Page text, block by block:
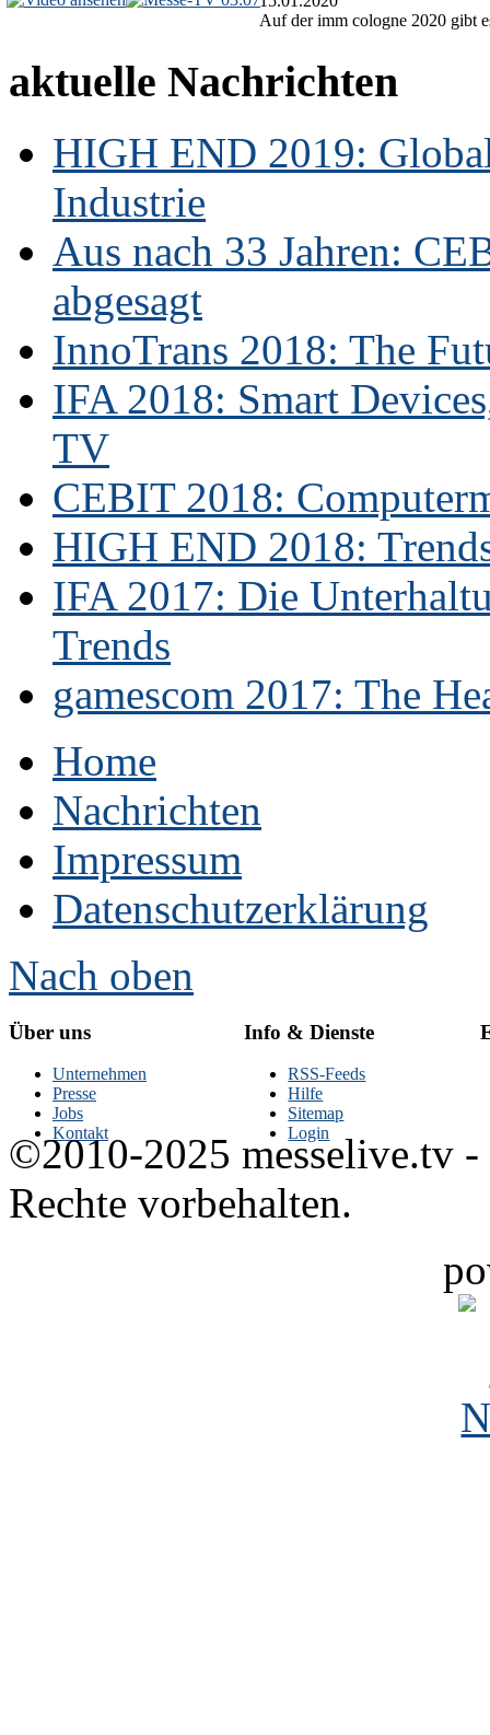
Auf der imm cologne 2020 gibt
aktuelle Nachrichten
HIGH END 2019:
Industrie
Aus nach 33 Jahren:
abgesagt
InnoTrans 2018: The
IFA 2018: Smart
TV
CEBIT 2018:
HIGH END 2018:
IFA 2017: Die
Trends
gamescom 2017: The
Home
Nachrichten
Impressum
Datenschutzerklärung
Nach oben
Über uns
Unternehmen
Presse
Jobs
Kontakt
Info & Dienste
RSS-Feeds
Hilfe
Sitemap
Login
©2010-2025 messelive.tv -
Rechte vorbehalten.